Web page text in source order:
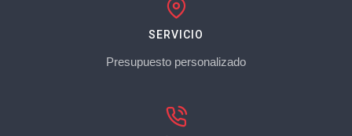
SERVICIO
Presupuesto personalizado